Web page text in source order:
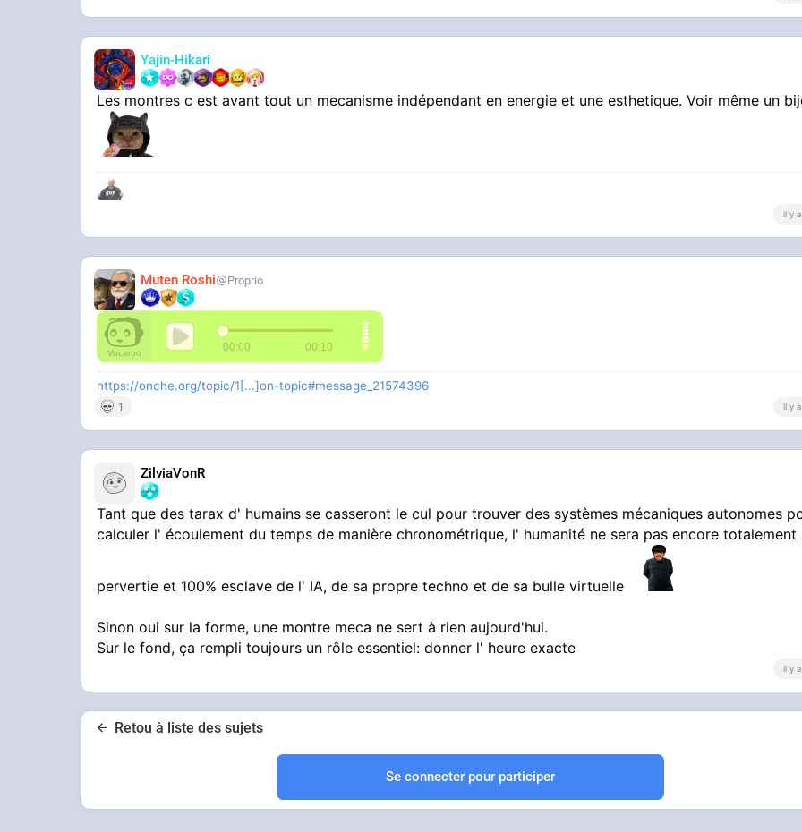
Yajin-Hikari
Les montres c est avant tout un mecanisme indépendant en energie et une esthetique. Voir même un
il y
Muten Roshi Proprio
https://onche.org/topic/1[...]on-topic#message_21574396
1 il y
ZilviaVonR
Tant que des tarax d' humains se casseront le cul pour trouver des systèmes mécaniques autonomes
calculer l' écoulement du temps de manière chronométrique, l' humanité ne sera pas encore totalement
pervertie et 100% esclave de l' IA, de sa propre techno et de sa bulle virtuelle
Sinon oui sur la forme, une montre meca ne sert à rien aujourd'hui.
Sur le fond, ça rempli toujours un rôle essentiel: donner l' heure exacte
il y
Retou à liste des sujets
Se connecter pour participer